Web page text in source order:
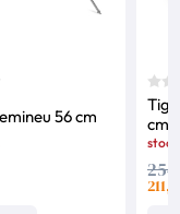
56 cm
cm
stoc